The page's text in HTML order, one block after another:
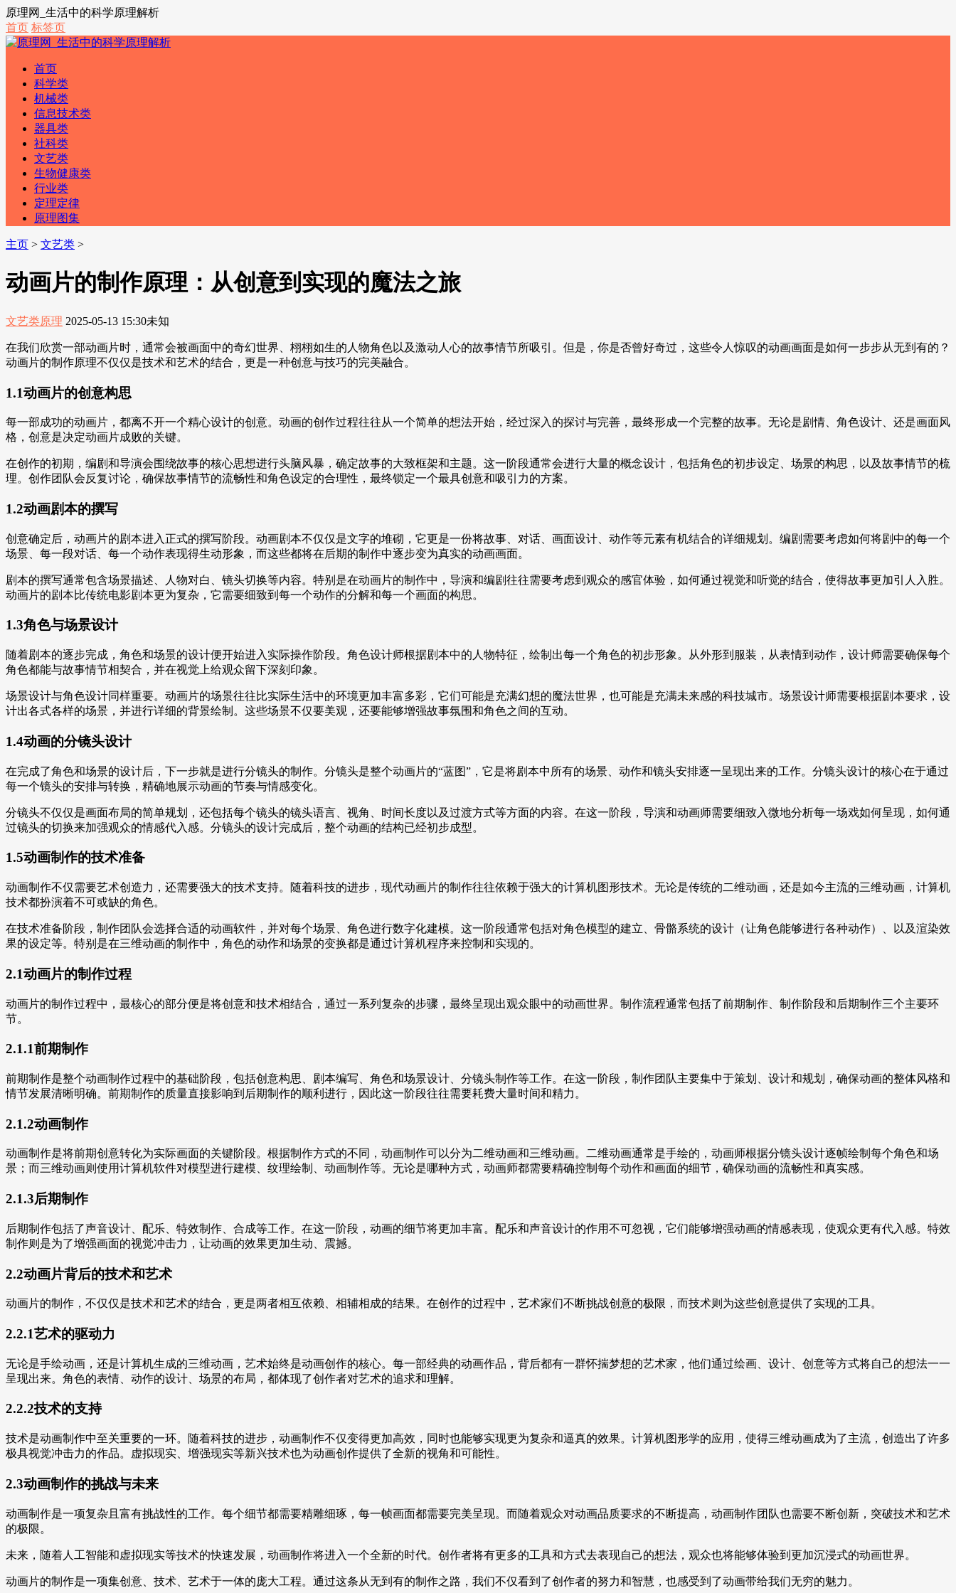
原理网_生活中的科学原理解析
首页 标签页
首页
科学类
机械类
信息技术类
器具类
社科类
文艺类
生物健康类
行业类
定理定律
原理图集
主页 > 文艺类 >
动画片的制作原理：从创意到实现的魔法之旅
文艺类原理 2025-05-13 15:30未知
在我们欣赏一部动画片时，通常会被画面中的奇幻世界、栩栩如生的人物角色以及激动人心的故事情节所吸引。但是，你是否曾好奇过，这些令人惊叹的动画画面是如何一步步从无到有的？
动画片的制作原理不仅仅是技术和艺术的结合，更是一种创意与技巧的完美融合。
1.1动画片的创意构思
每一部成功的动画片，都离不开一个精心设计的创意。动画的创作过程往往从一个简单的想法开始，经过深入的探讨与完善，最终形成一个完整的故事。无论是剧情、角色设计、还是画面风
格，创意是决定动画片成败的关键。
在创作的初期，编剧和导演会围绕故事的核心思想进行头脑风暴，确定故事的大致框架和主题。这一阶段通常会进行大量的概念设计，包括角色的初步设定、场景的构思，以及故事情节的梳
理。创作团队会反复讨论，确保故事情节的流畅性和角色设定的合理性，最终锁定一个最具创意和吸引力的方案。
1.2动画剧本的撰写
创意确定后，动画片的剧本进入正式的撰写阶段。动画剧本不仅仅是文字的堆砌，它更是一份将故事、对话、画面设计、动作等元素有机结合的详细规划。编剧需要考虑如何将剧中的每一个
场景、每一段对话、每一个动作表现得生动形象，而这些都将在后期的制作中逐步变为真实的动画画面。
剧本的撰写通常包含场景描述、人物对白、镜头切换等内容。特别是在动画片的制作中，导演和编剧往往需要考虑到观众的感官体验，如何通过视觉和听觉的结合，使得故事更加引人入胜。
动画片的剧本比传统电影剧本更为复杂，它需要细致到每一个动作的分解和每一个画面的构思。
1.3角色与场景设计
随着剧本的逐步完成，角色和场景的设计便开始进入实际操作阶段。角色设计师根据剧本中的人物特征，绘制出每一个角色的初步形象。从外形到服装，从表情到动作，设计师需要确保每个
角色都能与故事情节相契合，并在视觉上给观众留下深刻印象。
场景设计与角色设计同样重要。动画片的场景往往比实际生活中的环境更加丰富多彩，它们可能是充满幻想的魔法世界，也可能是充满未来感的科技城市。场景设计师需要根据剧本要求，设
计出各式各样的场景，并进行详细的背景绘制。这些场景不仅要美观，还要能够增强故事氛围和角色之间的互动。
1.4动画的分镜头设计
在完成了角色和场景的设计后，下一步就是进行分镜头的制作。分镜头是整个动画片的“蓝图”，它是将剧本中所有的场景、动作和镜头安排逐一呈现出来的工作。分镜头设计的核心在于通过
每一个镜头的安排与转换，精确地展示动画的节奏与情感变化。
分镜头不仅仅是画面布局的简单规划，还包括每个镜头的镜头语言、视角、时间长度以及过渡方式等方面的内容。在这一阶段，导演和动画师需要细致入微地分析每一场戏如何呈现，如何通
过镜头的切换来加强观众的情感代入感。分镜头的设计完成后，整个动画的结构已经初步成型。
1.5动画制作的技术准备
动画制作不仅需要艺术创造力，还需要强大的技术支持。随着科技的进步，现代动画片的制作往往依赖于强大的计算机图形技术。无论是传统的二维动画，还是如今主流的三维动画，计算机
技术都扮演着不可或缺的角色。
在技术准备阶段，制作团队会选择合适的动画软件，并对每个场景、角色进行数字化建模。这一阶段通常包括对角色模型的建立、骨骼系统的设计（让角色能够进行各种动作）、以及渲染效
果的设定等。特别是在三维动画的制作中，角色的动作和场景的变换都是通过计算机程序来控制和实现的。
2.1动画片的制作过程
动画片的制作过程中，最核心的部分便是将创意和技术相结合，通过一系列复杂的步骤，最终呈现出观众眼中的动画世界。制作流程通常包括了前期制作、制作阶段和后期制作三个主要环
节。
2.1.1前期制作
前期制作是整个动画制作过程中的基础阶段，包括创意构思、剧本编写、角色和场景设计、分镜头制作等工作。在这一阶段，制作团队主要集中于策划、设计和规划，确保动画的整体风格和
情节发展清晰明确。前期制作的质量直接影响到后期制作的顺利进行，因此这一阶段往往需要耗费大量时间和精力。
2.1.2动画制作
动画制作是将前期创意转化为实际画面的关键阶段。根据制作方式的不同，动画制作可以分为二维动画和三维动画。二维动画通常是手绘的，动画师根据分镜头设计逐帧绘制每个角色和场
景；而三维动画则使用计算机软件对模型进行建模、纹理绘制、动画制作等。无论是哪种方式，动画师都需要精确控制每个动作和画面的细节，确保动画的流畅性和真实感。
2.1.3后期制作
后期制作包括了声音设计、配乐、特效制作、合成等工作。在这一阶段，动画的细节将更加丰富。配乐和声音设计的作用不可忽视，它们能够增强动画的情感表现，使观众更有代入感。特效
制作则是为了增强画面的视觉冲击力，让动画的效果更加生动、震撼。
2.2动画片背后的技术和艺术
动画片的制作，不仅仅是技术和艺术的结合，更是两者相互依赖、相辅相成的结果。在创作的过程中，艺术家们不断挑战创意的极限，而技术则为这些创意提供了实现的工具。
2.2.1艺术的驱动力
无论是手绘动画，还是计算机生成的三维动画，艺术始终是动画创作的核心。每一部经典的动画作品，背后都有一群怀揣梦想的艺术家，他们通过绘画、设计、创意等方式将自己的想法一一
呈现出来。角色的表情、动作的设计、场景的布局，都体现了创作者对艺术的追求和理解。
2.2.2技术的支持
技术是动画制作中至关重要的一环。随着科技的进步，动画制作不仅变得更加高效，同时也能够实现更为复杂和逼真的效果。计算机图形学的应用，使得三维动画成为了主流，创造出了许多
极具视觉冲击力的作品。虚拟现实、增强现实等新兴技术也为动画创作提供了全新的视角和可能性。
2.3动画制作的挑战与未来
动画制作是一项复杂且富有挑战性的工作。每个细节都需要精雕细琢，每一帧画面都需要完美呈现。而随着观众对动画品质要求的不断提高，动画制作团队也需要不断创新，突破技术和艺术
的极限。
未来，随着人工智能和虚拟现实等技术的快速发展，动画制作将进入一个全新的时代。创作者将有更多的工具和方式去表现自己的想法，观众也将能够体验到更加沉浸式的动画世界。
动画片的制作是一项集创意、技术、艺术于一体的庞大工程。通过这条从无到有的制作之路，我们不仅看到了创作者的努力和智慧，也感受到了动画带给我们无穷的魅力。